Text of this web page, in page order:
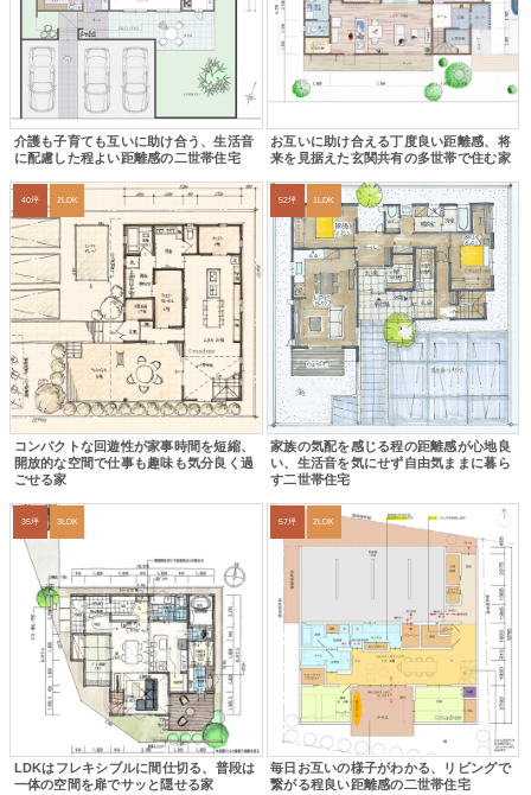
介護も子育ても互いに助け合う、生活音
に配慮した程よい距離感の二世帯住宅
お互いに助け合える丁度良い距離感、将
来を見据えた玄関共有の多世帯で住む家
40坪 2LDK
コンパクトな回遊性が家事時間を短縮、
開放的な空間で仕事も趣味も気分良く過
ごせる家
52坪 1LDK
家族の気配を感じる程の距離感が心地良
い、生活音を気にせず自由気ままに暮ら
す二世帯住宅
35坪 3LDK
LDKはフレキシブルに間仕切る、普段は
一体の空間を扉でサッと隠せる家
57坪 2LDK
毎日お互いの様子がわかる、リビングで
繋がる程良い距離感の二世帯住宅